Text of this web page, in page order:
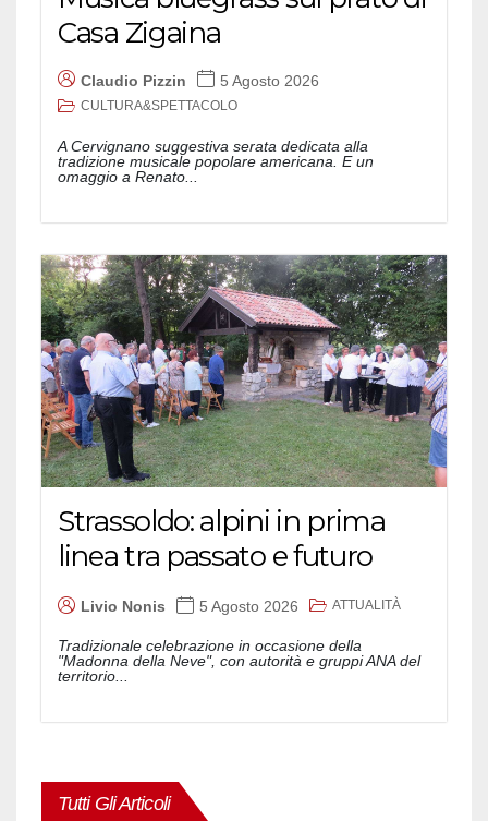
Casa Zigaina
Claudio Pizzin 5 Agosto 2026
CULTURA&SPETTACOLO
A Cervignano suggestiva serata dedicata alla
tradizione musicale popolare americana. E un
omaggio a Renato...
Strassoldo: alpini in prima
linea tra passato e futuro
Livio Nonis 5 Agosto 2026 ATTUALITÀ
Tradizionale celebrazione in occasione della
"Madonna della Neve", con autorità e gruppi ANA del
territorio...
Tutti Gli Articoli